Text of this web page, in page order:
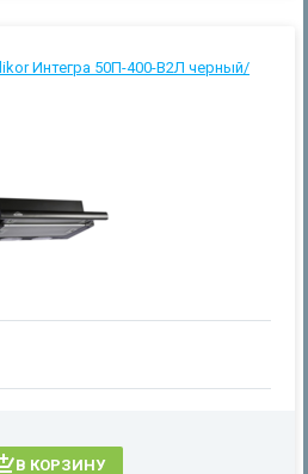
Интегра 50П-400-В2Л черный/
В КОРЗИНУ